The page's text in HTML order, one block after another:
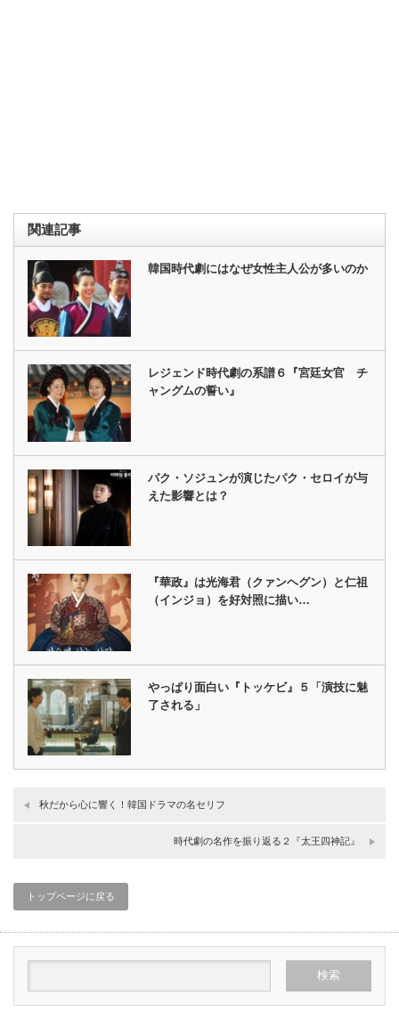
関連記事
韓国時代劇にはなぜ女性主人公が多いのか
レジェンド時代劇の系譜６『宮廷女官 チ
ャングムの誓い』
パク・ソジュンが演じたパク・セロイが与
えた影響とは？
『華政』は光海君（クァンヘグン）と仁祖
（インジョ）を好対照に描い…
やっぱり面白い『トッケビ』５「演技に魅
了される」
秋だから心に響く！韓国ドラマの名セリフ
時代劇の名作を振り返る２『太王四神記』
トップページに戻る